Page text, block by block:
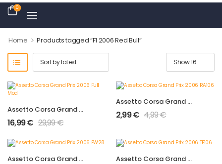
0
Home > Products tagged “F1 2006 Red Bull”
Assetto Corsa Grand Prix 2006 Full Mod
16,99€ 29,99€
Assetto Corsa Grand Prix 2006 RA106
2,99€ 4,99€
Assetto Corsa Grand Prix 2006 FW28 Assetto Corsa Grand Prix 2006 TF106